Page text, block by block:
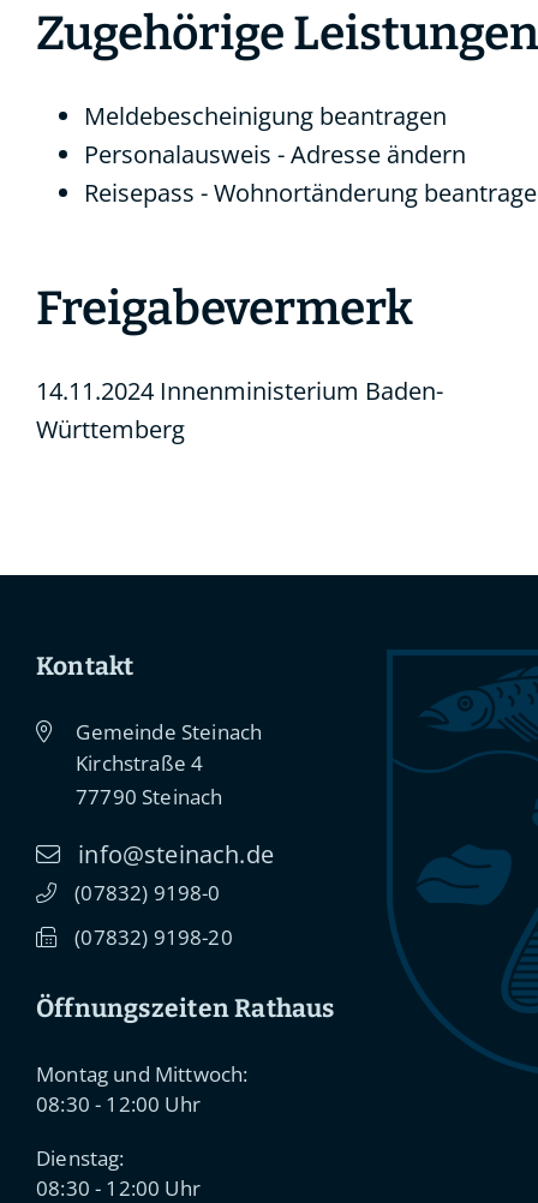
Zugehörige Leistungen
Meldebescheinigung beantragen
Personalausweis - Adresse ändern
Reisepass - Wohnortänderung
Freigabevermerk
14.11.2024 Innenministerium Baden-
Württemberg
Kontakt
Gemeinde Steinach
Kirchstraße 4
77790 Steinach
info@steinach.de
(07832) 91 98-0
(07832) 91 98-20
Öffnungszeiten Rathaus
Montag und Mittwoch:
08:30 - 12:00 Uhr
Dienstag:
08:30 - 12:00 Uhr